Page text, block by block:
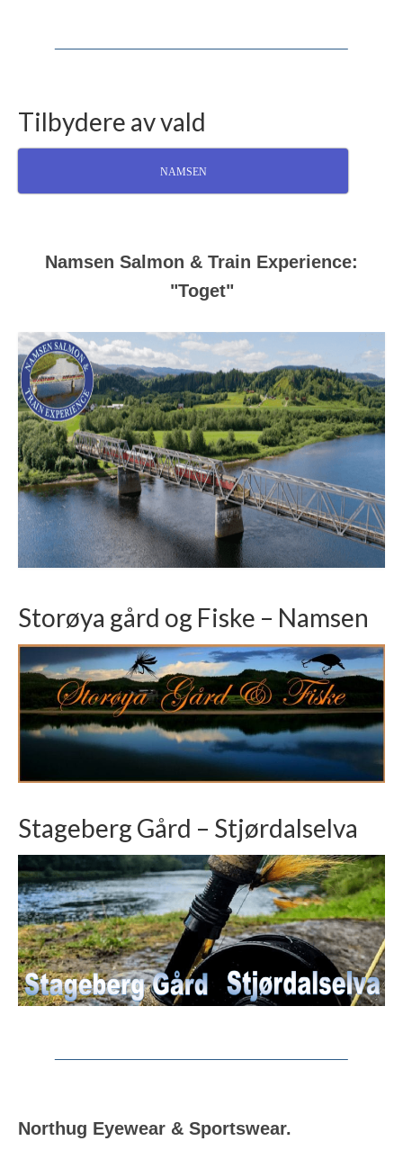
Tilbydere av vald
NAMSEN
Namsen Salmon & Train Experience:
"Toget"
Storøya gård og Fiske – Namsen
Stageberg Gård – Stjørdalselva
Northug Eyewear & Sportswear.